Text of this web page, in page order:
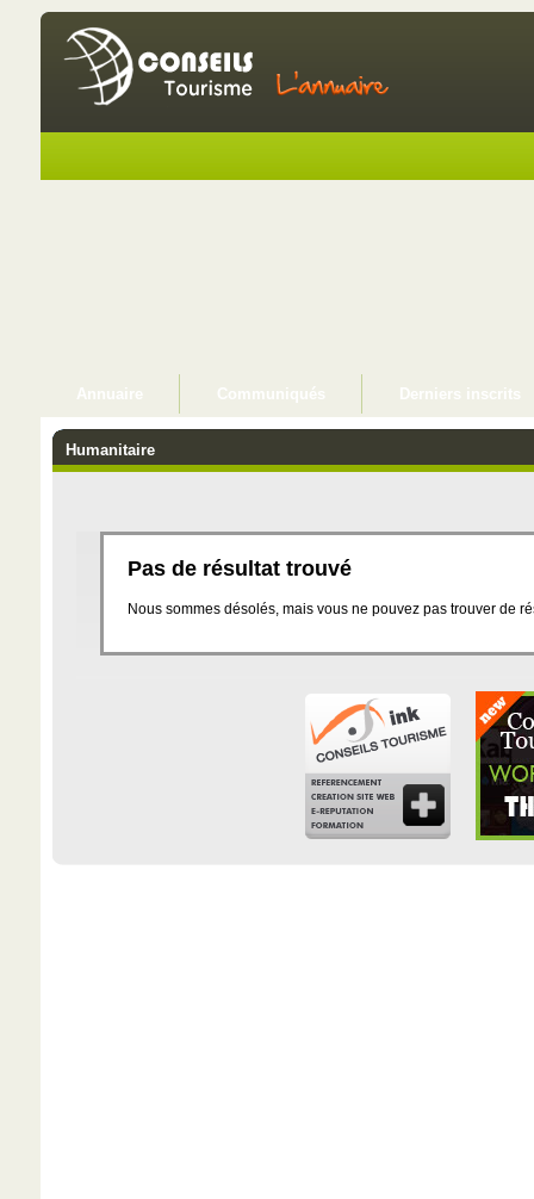
Annuaire Communiqués Derniers inscrits
Humanitaire
Pas de résultat trouvé
Nous sommes désolés, mais vous ne pouvez pas trouver de